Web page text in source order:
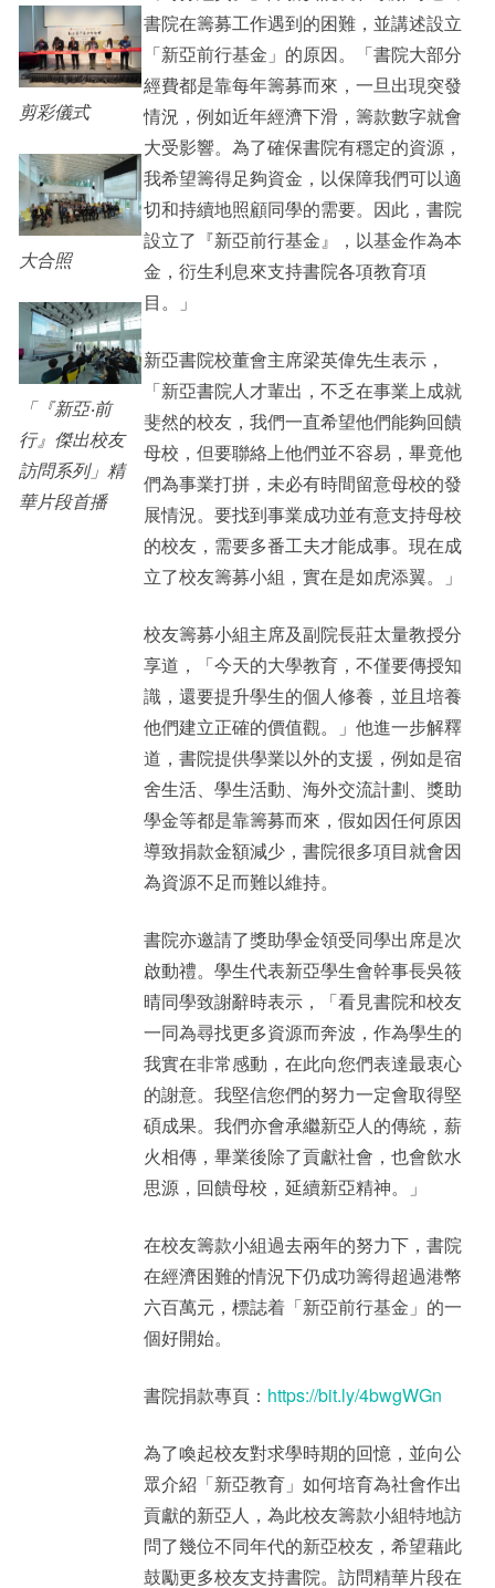
剪彩儀式
大合照
「『新亞‧前
行』傑出校友
訪問系列」精
華片段首播
書院在籌募工作遇到的困難，並講述設立
「新亞前行基金」的原因。「書院大部分
經費都是靠每年籌募而來，一旦出現突發
情況，例如近年經濟下滑，籌款數字就會
大受影響。為了確保書院有穩定的資源，
我希望籌得足夠資金，以保障我們可以適
切和持續地照顧同學的需要。因此，書院
設立了『新亞前行基金』，以基金作為本
金，衍生利息來支持書院各項教育項
目。」
新亞書院校董會主席梁英偉先生表示，
「新亞書院人才輩出，不乏在事業上成就
斐然的校友，我們一直希望他們能夠回饋
母校，但要聯絡上他們並不容易，畢竟他
們為事業打拼，未必有時間留意母校的發
展情況。要找到事業成功並有意支持母校
的校友，需要多番工夫才能成事。現在成
立了校友籌募小組，實在是如虎添翼。」
校友籌募小組主席及副院長莊太量教授分
享道，「今天的大學教育，不僅要傳授知
識，還要提升學生的個人修養，並且培養
他們建立正確的價值觀。」他進一步解釋
道，書院提供學業以外的支援，例如是宿
舍生活、學生活動、海外交流計劃、獎助
學金等都是靠籌募而來，假如因任何原因
導致捐款金額減少，書院很多項目就會因
為資源不足而難以維持。
書院亦邀請了獎助學金領受同學出席是次
啟動禮。學生代表新亞學生會幹事長吳筱
晴同學致謝辭時表示，「看見書院和校友
一同為尋找更多資源而奔波，作為學生的
我實在非常感動，在此向您們表達最衷心
的謝意。我堅信您們的努力一定會取得堅
碩成果。我們亦會承繼新亞人的傳統，薪
火相傳，畢業後除了貢獻社會，也會飲水
思源，回饋母校，延續新亞精神。」
在校友籌款小組過去兩年的努力下，書院
在經濟困難的情況下仍成功籌得超過港幣
六百萬元，標誌着「新亞前行基金」的一
個好開始。
書院捐款專頁： https://bit.ly/4bwgWGn
為了喚起校友對求學時期的回憶，並向公
眾介紹「新亞教育」如何培育為社會作出
貢獻的新亞人，為此校友籌款小組特地訪
問了幾位不同年代的新亞校友，希望藉此
鼓勵更多校友支持書院。訪問精華片段在